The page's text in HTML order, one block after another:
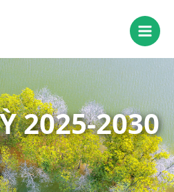
2025-2030